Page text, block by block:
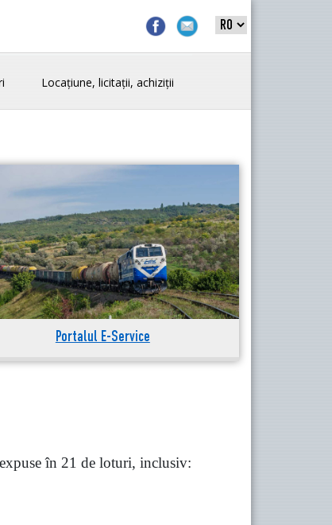
Locațiune, licitații, achiziții
Portalul E-Service
în 21 de loturi, inclusiv: